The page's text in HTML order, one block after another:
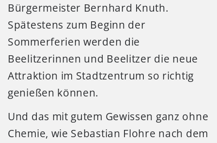
Bürgermeister Bernhard Knuth.
Spätestens zum Beginn der
Sommerferien werden die
Beelitzerinnen und Beelitzer die neue
Attraktion im Stadtzentrum so richtig
genießen können.
Und das mit gutem Gewissen ganz ohne
Chemie, wie Sebastian Flohre nach dem